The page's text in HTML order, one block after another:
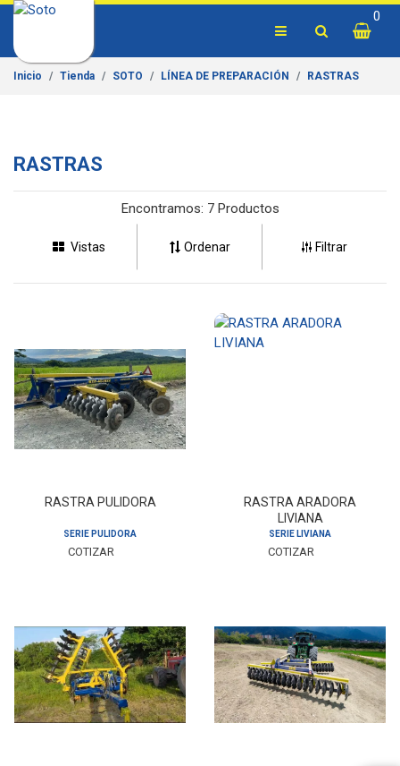
0
Inicio Tienda SOTO LÍNEA DE PREPARACIÓN RASTRAS
RASTRAS
Encontramos: 7 Productos
Vistas Ordenar Filtrar
RASTRA PULIDORA
SERIE PULIDORA
COTIZAR
RASTRA ARADORA
LIVIANA
SERIE LIVIANA
COTIZAR